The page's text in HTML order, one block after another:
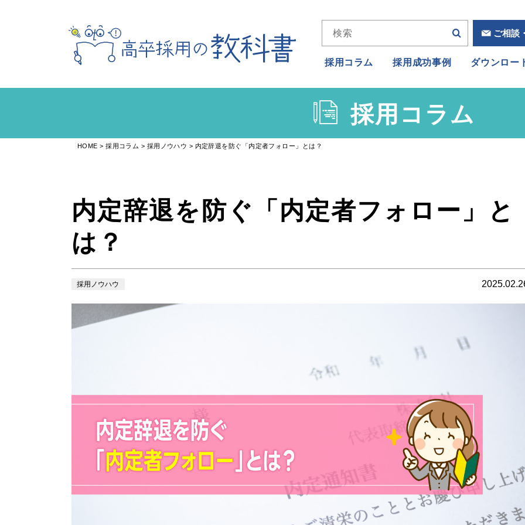
ご相談
採用コラム 採用成功事例 ダウンロー
採用コラム
HOME 採用コラム 採用ノウハウ 内定辞退を防ぐ「内定者フォロー」とは？
内定辞退を防ぐ「内定者フォロー」と
は？
採用ノウハウ